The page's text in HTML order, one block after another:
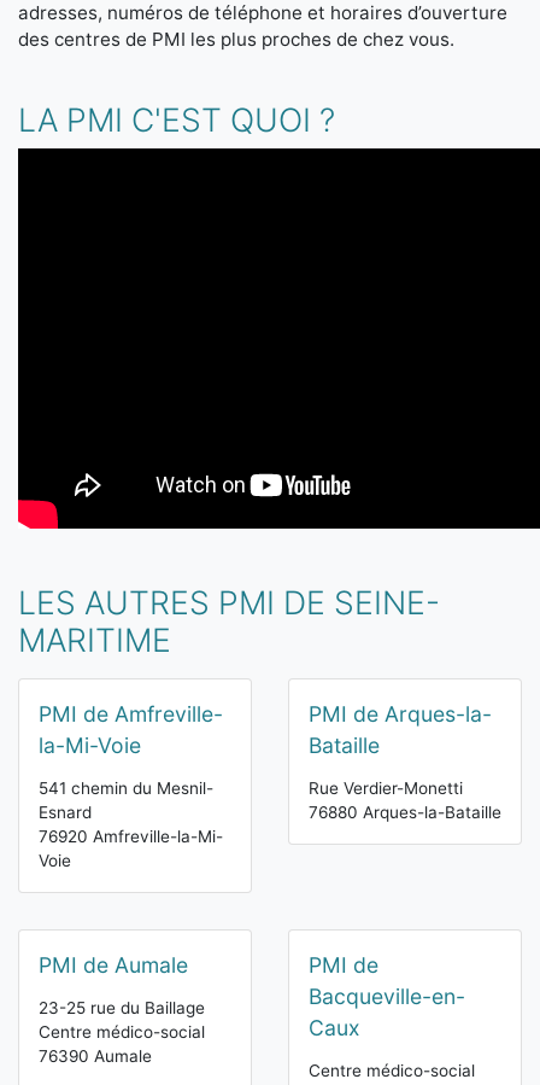
adresses, numéros de téléphone et horaires d’ouverture
des centres de PMI les plus proches de chez vous.
LA PMI C'EST QUOI ?
LES AUTRES PMI DE SEINE-
MARITIME
PMI de Amfreville-
la-Mi-Voie
541 chemin du Mesnil-
Esnard
76920 Amfreville-la-Mi-
Voie
PMI de Arques-la-
Bataille
Rue Verdier-Monetti
76880 Arques-la-Bataille
PMI de Aumale
23-25 rue du Baillage
Centre médico-social
76390 Aumale
PMI de
Bacqueville-en-
Caux
Centre médico-social